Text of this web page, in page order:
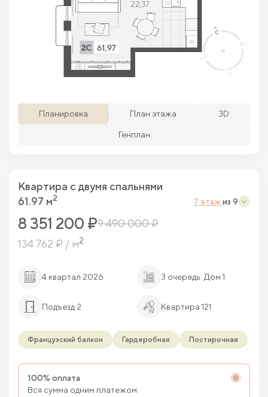
Планировка План этажа 3D
Генплан
Квартира c двумя спальнями
61.97 м2 7 этаж из 9
8 351 200 ₽9 490 000 ₽
134 762 ₽ / м2
4 квартал 2026 3 очередь. Дом 1
Подъезд 2 Квартира 121
Французский балкон Гардеробная Постирочная
100% оплата
Вся сумма одним платежом